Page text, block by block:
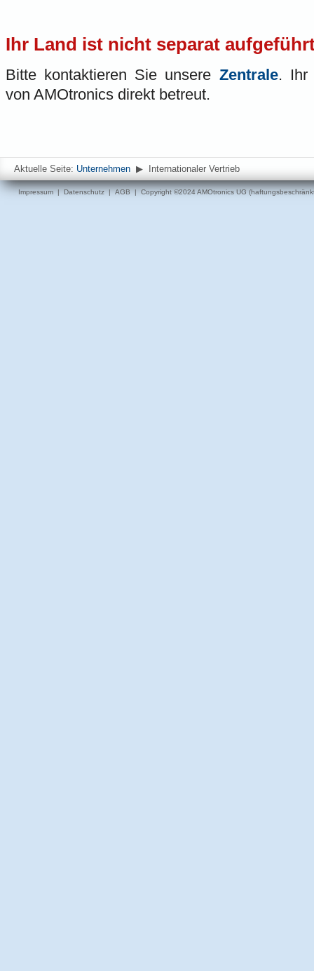
Ihr Land ist nicht separat
Bitte kontaktieren Sie unsere Zentrale. Ihr
von AMOtronics direkt betreut.
Aktuelle Seite: Unternehmen ▶ Internationaler Vertrieb
Impressum|Datenschutz|AGB| Copyright ©2024 AMOtronics UG